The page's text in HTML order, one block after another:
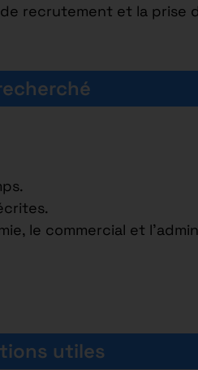
recrutement et la prise
le commercial et
utiles